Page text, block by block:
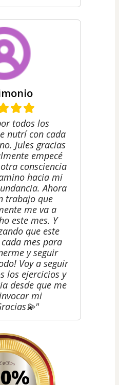
todos los
nutrí con cada
Jules gracias
empecé
consciencia
hacia mi
Ahora
trabajo que
me va a
este mes. Y
que este
mes para
y seguir
Voy a seguir
los ejercicios y
desde que me
mi